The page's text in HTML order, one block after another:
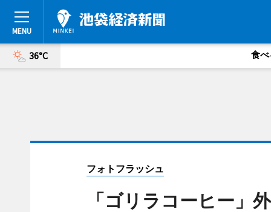
36°C 食べ
フォトフラッシュ
「ゴリラコーヒー」